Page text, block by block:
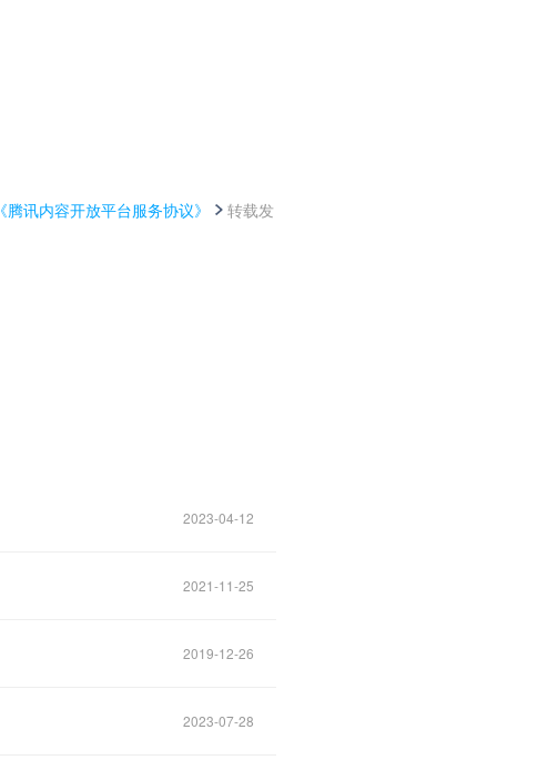
《腾讯内容开放平台服务协议》
转载发
2023-04-12
2021-11-25
2019-12-26
2023-07-28